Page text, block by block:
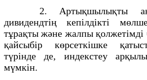
2. Артықшылықты
дивидендтің кепілдікті
тұрақты және жалпы қолжетімді
қайсыбір көрсеткішке
түрінде де, индекстеу
мүмкін.